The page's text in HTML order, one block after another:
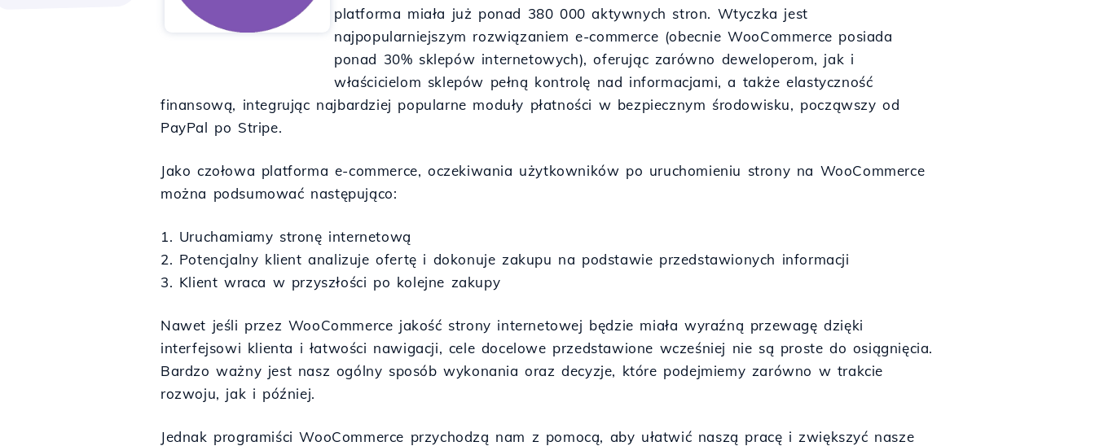
platforma miała już ponad 380 000 aktywnych stron. Wtyczka jest
najpopularniejszym rozwiązaniem e-commerce (obecnie WooCommerce posiada
ponad 30% sklepów internetowych), oferując zarówno deweloperom, jak i
właścicielom sklepów pełną kontrolę nad informacjami, a także elastyczność
finansową, integrując najbardziej popularne moduły płatności w bezpiecznym środowisku, począwszy od
PayPal po Stripe.
Jako czołowa platforma e-commerce, oczekiwania użytkowników po uruchomieniu strony na WooCommerce
można podsumować następująco:
1. Uruchamiamy stronę internetową
2. Potencjalny klient analizuje ofertę i dokonuje zakupu na podstawie przedstawionych informacji
3. Klient wraca w przyszłości po kolejne zakupy
Nawet jeśli przez WooCommerce jakość strony internetowej będzie miała wyraźną przewagę dzięki
interfejsowi klienta i łatwości nawigacji, cele docelowe przedstawione wcześniej nie są proste do osiągnięcia.
Bardzo ważny jest nasz ogólny sposób wykonania oraz decyzje, które podejmiemy zarówno w trakcie
rozwoju, jak i później.
Jednak programiści WooCommerce przychodzą nam z pomocą, aby ułatwić naszą pracę i zwiększyć nasze